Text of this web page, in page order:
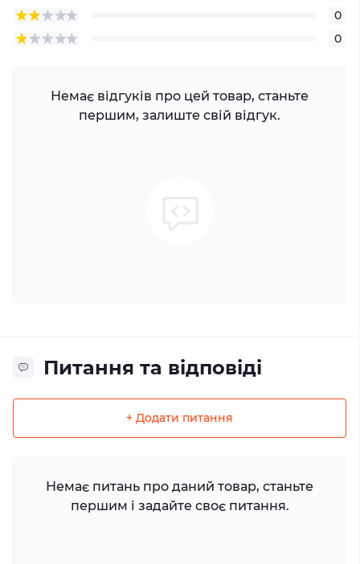
0
0
Немає відгуків про цей товар, станьте
першим, залиште свій відгук.
Питання та відповіді
+ Додати питання
Немає питань про даний товар, станьте
першим і задайте своє питання.